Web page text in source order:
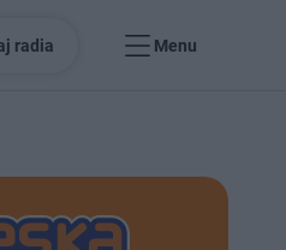
radia Menu